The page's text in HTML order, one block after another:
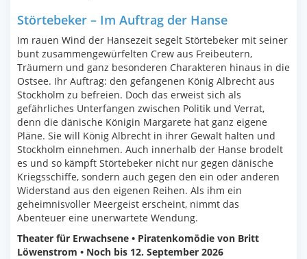
Störtebeker – Im Auftrag der Hanse
Im rauen Wind der Hansezeit segelt Störtebeker mit seiner
bunt zusammengewürfelten Crew aus Freibeutern,
Träumern und ganz besonderen Charakteren hinaus in die
Ostsee. Ihr Auftrag: den gefangenen König Albrecht aus
Stockholm zu befreien. Doch das erweist sich als
gefährliches Unterfangen zwischen Politik und Verrat,
denn die dänische Königin Margarete hat ganz eigene
Pläne. Sie will König Albrecht in ihrer Gewalt halten und
Stockholm einnehmen. Auch innerhalb der Hanse brodelt
es und so kämpft Störtebeker nicht nur gegen dänische
Kriegsschiffe, sondern auch gegen den ein oder anderen
Widerstand aus den eigenen Reihen. Als ihm ein
geheimnisvoller Meergeist erscheint, nimmt das
Abenteuer eine unerwartete Wendung.
Theater für Erwachsene • Piratenkomödie von Britt
Löwenstrom • Noch bis 12. September 2026